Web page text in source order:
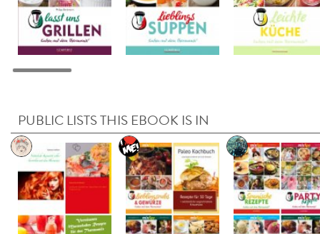
PUBLIC LISTS THIS EBOOK IS IN